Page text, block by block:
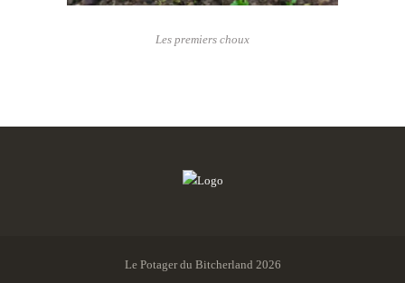
Les premiers choux
Le Potager du Bitcherland 2026